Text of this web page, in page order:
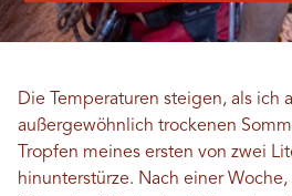
Die Temperaturen steigen, als ich
außergewöhnlich trockenen
Tropfen meines ersten von zwei
hinunterstürze. Nach einer